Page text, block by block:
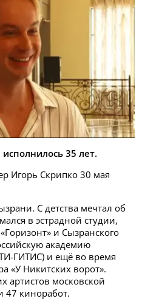
35 лет.
Игорь Скрипко 30 мая
С детства мечтал об
в эстрадной студии,
и Сызранского
академию
ГИТИС) и ещё во время
«У Никитских ворот».
артистов московской
47 киноработ.